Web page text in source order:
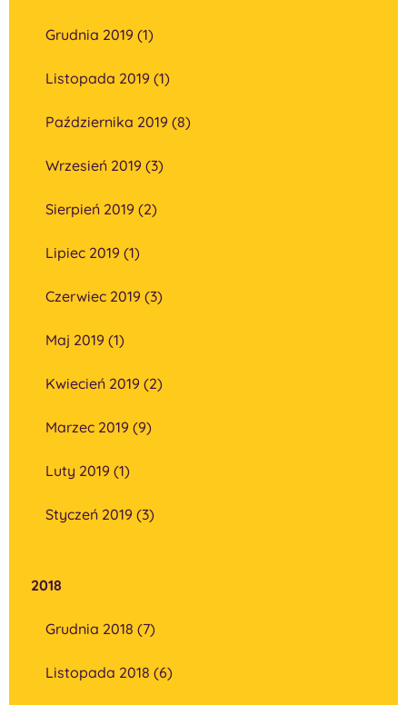
Grudnia 2019 (1)
Listopada 2019 (1)
Października 2019 (8)
Wrzesień 2019 (3)
Sierpień 2019 (2)
Lipiec 2019 (1)
Czerwiec 2019 (3)
Maj 2019 (1)
Kwiecień 2019 (2)
Marzec 2019 (9)
Luty 2019 (1)
Styczeń 2019 (3)
2018
Grudnia 2018 (7)
Listopada 2018 (6)